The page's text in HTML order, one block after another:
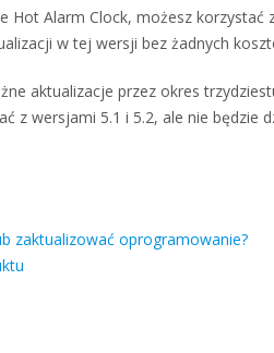
Hot Alarm Clock, możesz korzystać
w tej wersji bez żadnych
aktualizacje przez okres
z wersjami 5.1 i 5.2, ale nie
zaktualizować oprogramowanie?